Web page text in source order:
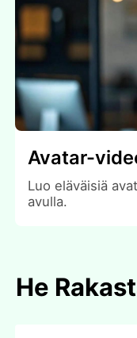
Avatar-
Luo eläväisiä
avulla.
He